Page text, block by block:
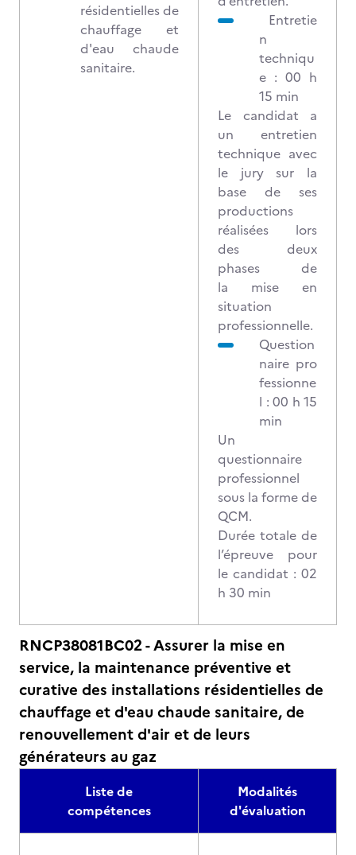
résidentielles de
chauffage et
d'eau chaude
sanitaire.
Entretie
n
techniqu
e : 00 h
15 min
Le candidat a
un entretien
technique avec
le jury sur la
base de ses
productions
réalisées lors
des deux
phases de
la mise en
situation
professionnelle.
Question
naire pro
fessionne
l : 00 h 15
min
Un
questionnaire
professionnel
sous la forme de
QCM.
Durée totale de
l’épreuve pour
le candidat : 02
h 30 min
RNCP38081BC02 - Assurer la mise en
service, la maintenance préventive et
curative des installations résidentielles de
chauffage et d'eau chaude sanitaire, de
renouvellement d'air et de leurs
générateurs au gaz
Liste de
compétences
Modalités
d'évaluation